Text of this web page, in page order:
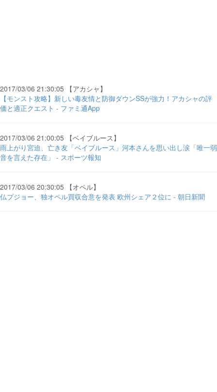
2017/03/06 21:30:05 【アカシャ】
【モンスト攻略】新しい毒友情と防御ダウンSSが強力！アカシャの評
価と適正クエスト - ファミ通App
2017/03/06 21:00:05 【ベイブルース】
雨上がり宮迫、亡き友「ベイブルース」河本さんを思い出し涙「唯一弱
音を言えた存在」 - スポーツ報知
2017/03/06 20:30:05 【オペル】
仏プジョー、独オペル買収合意を発表 欧州シェア２位に - 朝日新聞